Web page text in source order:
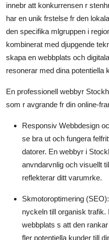
innebr att konkurrensen r
har en unik frstelse fr den
den specifika mlgruppen i
kombinerat med djupgende
skapa en webbplats och
resonerar med dina potentiella
En professionell webbyr
som r avgrande fr din online-
Responsiv Webbdesign
se bra ut och fungera
datorer. En webbyr i
anvndarvnlig och visuellt
reflekterar ditt varumrke.
Skmotoroptimering (SEO):
nyckeln till organisk
webbplats s att den
fler potentiella kunder till